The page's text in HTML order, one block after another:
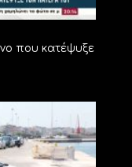
που κατέψυξε